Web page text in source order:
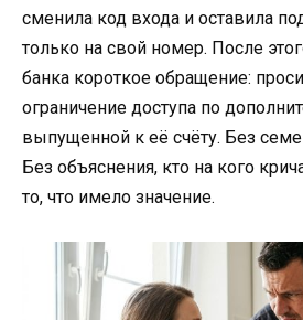
сменила код входа и оставила
только на свой номер. После
банка короткое обращение:
ограничение доступа по
выпущенной к её счёту. Без
Без объяснения, кто на кого
то, что имело значение.